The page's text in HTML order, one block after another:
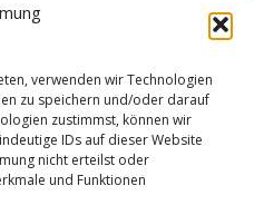
verwenden wir Technologien
zu speichern und/oder darauf
zustimmst, können wir
IDs auf dieser Website
nicht erteilst oder
und Funktionen